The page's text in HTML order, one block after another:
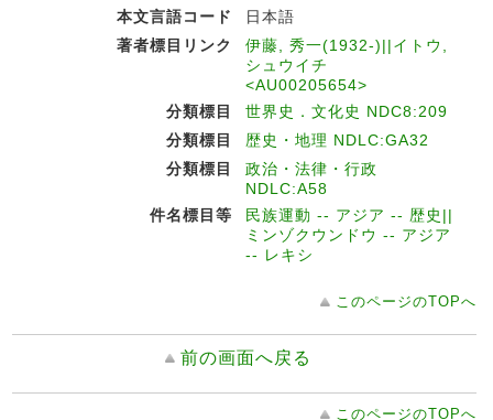
本文言語コード
日本語
著者標目リンク
伊藤, 秀一(1932-)||イトウ,
シュウイチ
<AU00205654>
分類標目
世界史．文化史 NDC8:209
分類標目
歴史・地理 NDLC:GA32
分類標目
政治・法律・行政
NDLC:A58
件名標目等
民族運動 -- アジア -- 歴史||
ミンゾクウンドウ -- アジア
-- レキシ
このページのTOPへ
前の画面へ戻る
このページのTOPへ